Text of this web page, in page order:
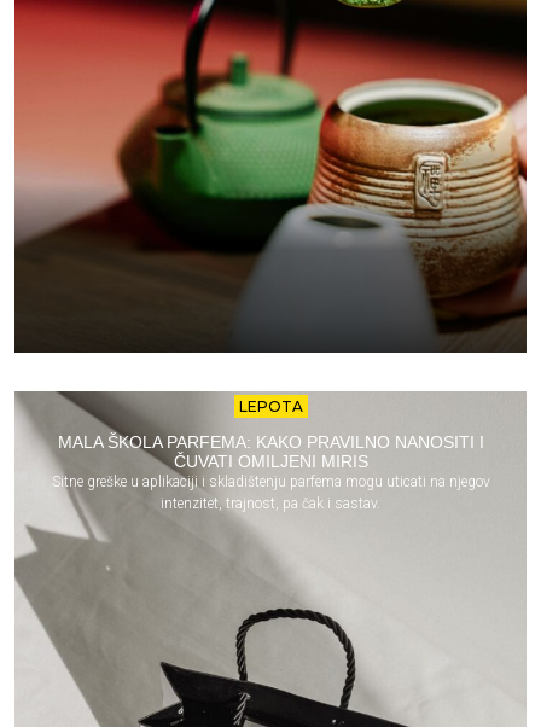
LEPOTA
MALA ŠKOLA PARFEMA: KAKO PRAVILNO NANOSITI I
ČUVATI OMILJENI MIRIS
Sitne greške u aplikaciji i skladištenju parfema mogu uticati na njegov
intenzitet, trajnost, pa čak i sastav.